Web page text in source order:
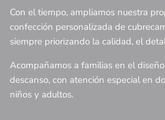
Con el tiempo, ampliamos nuestra
confección personalizada de
siempre priorizando la calidad, el
Acompañamos a familias en el
descanso, con atención especial en
niños y adultos.